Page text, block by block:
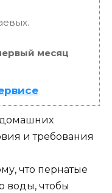
месяц
что пернатые
воды, чтобы